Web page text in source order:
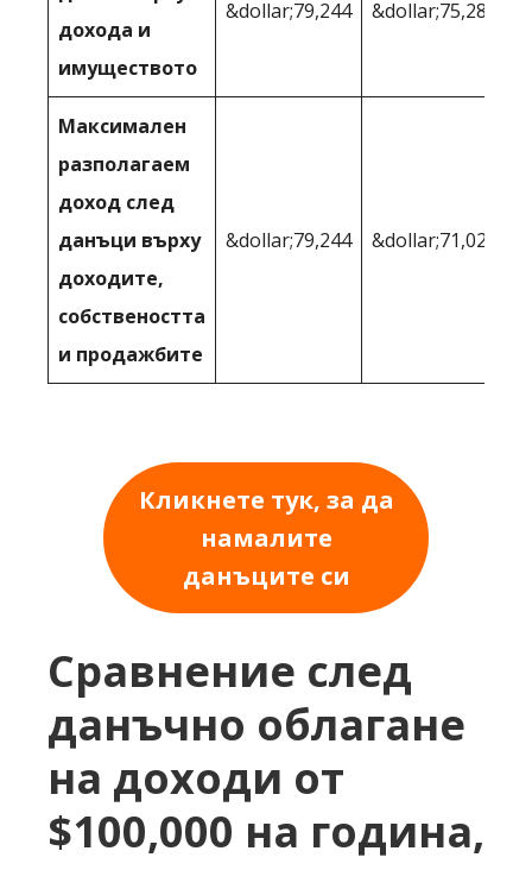
дохода и
имуществото
&dollar;79,244 &dollar;75,282
Максимален
разполагаем
доход след
данъци върху
доходите,
собствеността
и продажбите
&dollar;79,244 &dollar;71,021
Кликнете тук, за да
намалите
данъците си
Сравнение след
данъчно облагане
на доходи от
$100,000 на година,